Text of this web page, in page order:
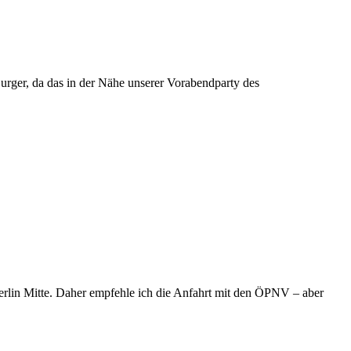
da das in der Nähe unserer Vorabendparty des
Mitte. Daher empfehle ich die Anfahrt mit den ÖPNV – aber